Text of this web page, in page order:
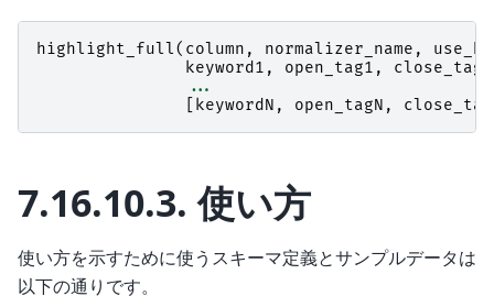
highlight_full( column , normalizer_name ,
keyword1 , open_tag1 , close_tag1
...
keywordN , open_tagN ,
7.16.10.3.使い方
使い方を示すために使うスキーマ定義とサンプルデータは
以下の通りです。